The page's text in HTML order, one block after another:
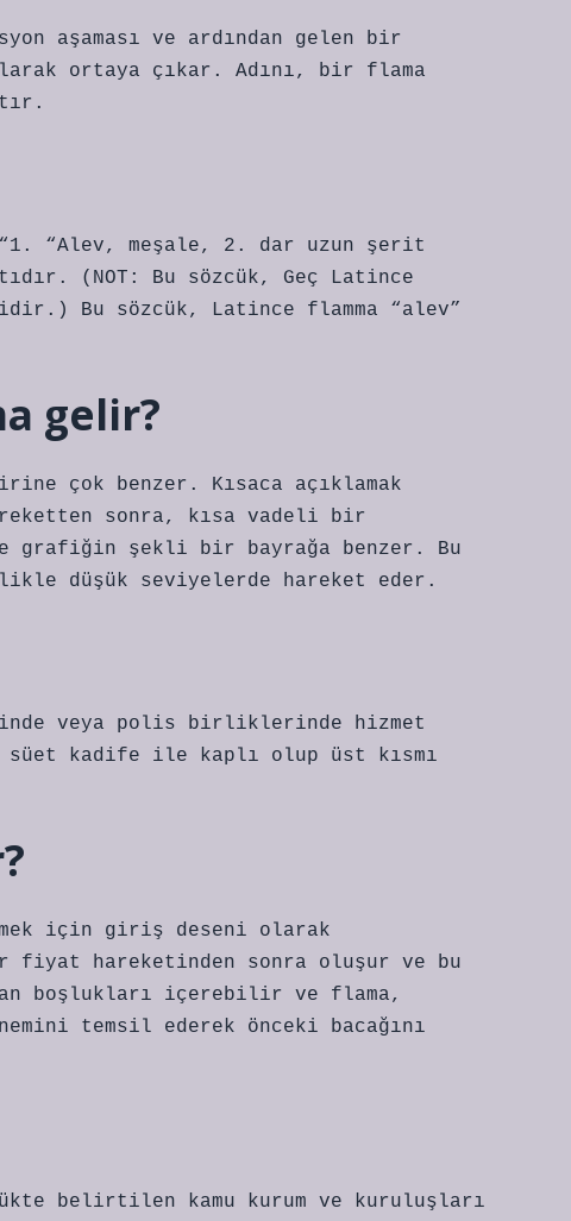
aşaması ve ardından gelen bir
ortaya çıkar. Adını, bir flama
“1. “Alev, meşale, 2. dar uzun şerit
(NOT: Bu sözcük, Geç Latince
Bu sözcük, Latince flamma “alev”
gelir?
çok benzer. Kısaca açıklamak
sonra, kısa vadeli bir
grafiğin şekli bir bayrağa benzer. Bu
düşük seviyelerde hareket eder.
veya polis birliklerinde hizmet
süet kadife ile kaplı olup üst kısmı
için giriş deseni olarak
hareketinden sonra oluşur ve bu
boşlukları içerebilir ve flama,
temsil ederek önceki bacağını
belirtilen kamu kurum ve kuruluşları